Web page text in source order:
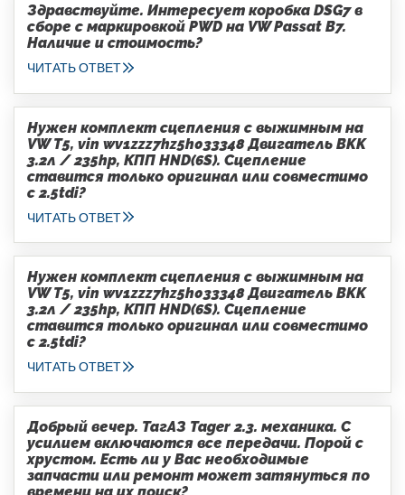
Здравствуйте. Интересует коробка DSG7 в
сборе с маркировкой PWD на VW Passat B7.
Наличие и стоимость?
ЧИТАТЬ ОТВЕТ
Нужен комплект сцепления с выжимным на
VW T5, vin wv1zzz7hz5h033348 Двигатель BKK
3.2л / 235hp, КПП HND(6S). Сцепление
ставится только оригинал или совместимо
с 2.5tdi?
ЧИТАТЬ ОТВЕТ
Нужен комплект сцепления с выжимным на
VW T5, vin wv1zzz7hz5h033348 Двигатель BKK
3.2л / 235hp, КПП HND(6S). Сцепление
ставится только оригинал или совместимо
с 2.5tdi?
ЧИТАТЬ ОТВЕТ
Добрый вечер. ТагАЗ Tager 2.3. механика. С
усилием включаются все передачи. Порой с
хрустом. Есть ли у Вас необходимые
запчасти или ремонт может затянуться по